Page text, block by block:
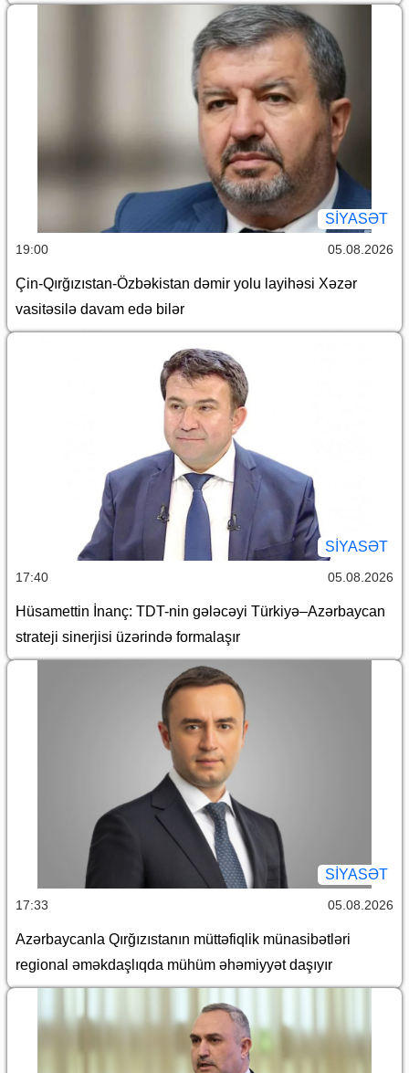
SİYASƏT
19:00 05.08.2026
Çin-Qırğızıstan-Özbəkistan dəmir yolu layihəsi Xəzər
vasitəsilə davam edə bilər
SİYASƏT
17:40 05.08.2026
Hüsamettin İnanç: TDT-nin gələcəyi Türkiyə–Azərbaycan
strateji sinerjisi üzərində formalaşır
SİYASƏT
17:33 05.08.2026
Azərbaycanla Qırğızıstanın müttəfiqlik münasibətləri
regional əməkdaşlıqda mühüm əhəmiyyət daşıyır